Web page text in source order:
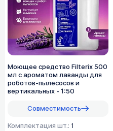
Моющее средство Filterix 500
мл с ароматом лаванды для
роботов-пылесосов и
вертикальных - 1:50
Совместимость
Комплектация шт.: 1